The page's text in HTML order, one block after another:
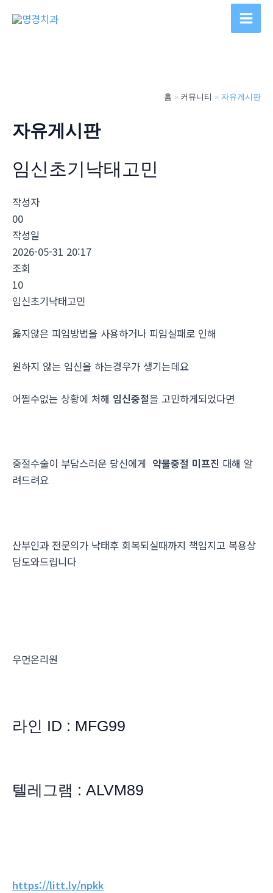
Main
홈 커뮤니티 자유게시판
자유게시판
임신초기낙­태고민
작성자
00
작성일
2026-05-31 20:17
조회
10
임신초기낙­태고민
옳지않은 피임방법을 사용하거나 피임실패로 인해
원하지 않는 임신을 하는경우가 생기는데요
어쩔수없는 상황에 처해 임신중절을 고민하게되었다면
중절수술이 부담스러운 당신에게 약물중절 미프진 대해 알
려드려요
산부인과 전문의가 낙태후 회복되실때까지 책임지고 복용상
담도와드립니다
우먼온리원
라인 ID : MFG99
텔레그램 : ALVM89
https://litt.ly/npkk